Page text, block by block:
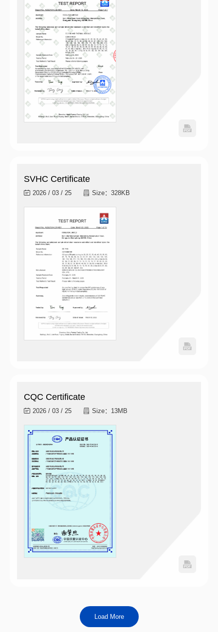
SVHC Certificate
2026 / 03 / 25 Size：328KB
CQC Certificate
2026 / 03 / 25 Size：13MB
Load More